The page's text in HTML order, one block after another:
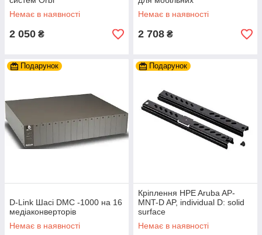
Немає в наявності
2 050 ₴
маршрутизаторів NETGEAR
Nighthawk M1/M2
Немає в наявності
2 708 ₴
Подарунок
D-Link Шасі DMC -1000 на 16
медіаконверторів
Немає в наявності
Подарунок
Кріплення HPE Aruba AP-
MNT-D AP, individual D: solid
surface
Немає в наявності